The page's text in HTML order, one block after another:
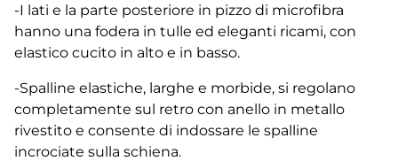
-I lati e la parte posteriore in pizzo di microfibra
hanno una fodera in tulle ed eleganti ricami, con
elastico cucito in alto e in basso.
-Spalline elastiche, larghe e morbide, si regolano
completamente sul retro con anello in metallo
rivestito e consente di indossare le spalline
incrociate sulla schiena.